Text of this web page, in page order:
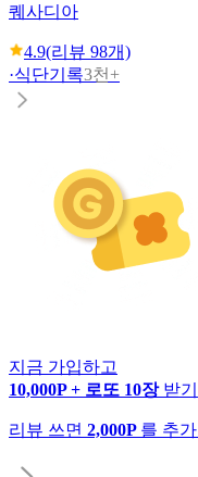
퀘사디아
4.9(리뷰 98개)
·식단기록3천+
지금 가입하고
10,000P + 로또 10장 받기
리뷰 쓰면 2,000P 를 추